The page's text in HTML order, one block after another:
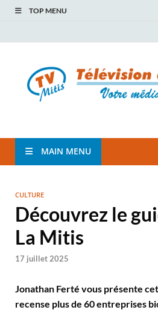
TOP MENU
TVM
MAIN MENU
CULTURE
Découvrez le
La Mitis
17 juillet 2025
Jonathan Ferté vous présente
recense plus de 60 entreprises